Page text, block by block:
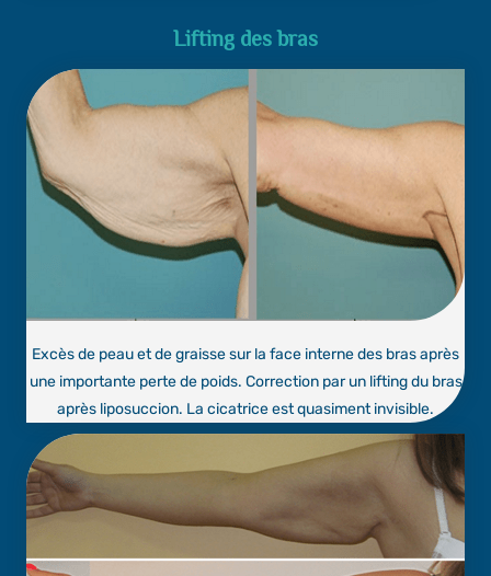
Lifting des bras
Excès de peau et de graisse sur la face interne des bras après
une importante perte de poids. Correction par un lifting du bras
après liposuccion. La cicatrice est quasiment invisible.